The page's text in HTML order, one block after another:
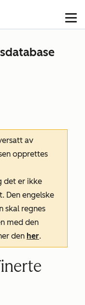
av
opprettes
det er ikke
Den engelske
skal regnes
med den
den her.